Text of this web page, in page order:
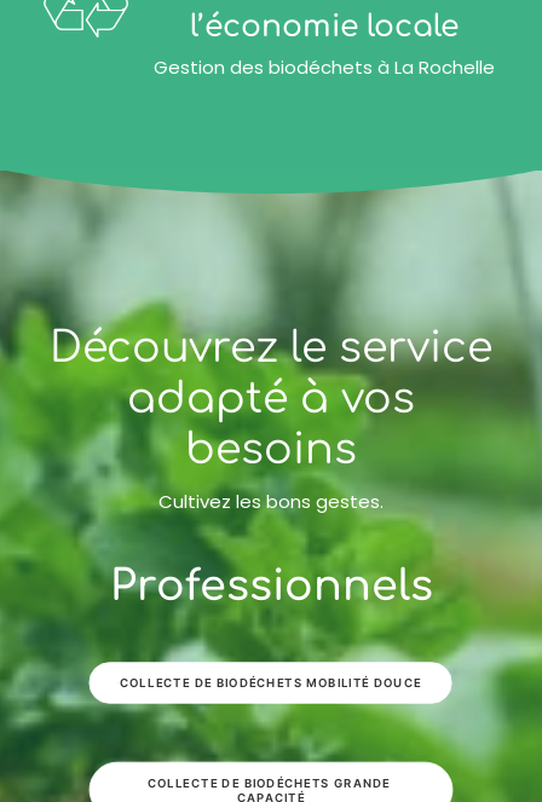
l’économie locale
Gestion des biodéchets à La Rochelle
Découvrez le service
adapté à vos
besoins
Cultivez les bons gestes.
Professionnels
COLLECTE DE BIODÉCHETS MOBILITÉ DOUCE
COLLECTE DE BIODÉCHETS GRANDE
CAPACITÉ